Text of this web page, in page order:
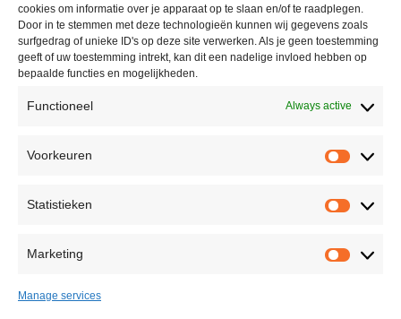
cookies om informatie over je apparaat op te slaan en/of te raadplegen.
Door in te stemmen met deze technologieën kunnen wij gegevens zoals
surfgedrag of unieke ID's op deze site verwerken. Als je geen toestemming
geeft of uw toestemming intrekt, kan dit een nadelige invloed hebben op
bepaalde functies en mogelijkheden.
Functioneel Always active
Voorkeuren
Statistieken
Marketing
Manage services
+31(0)10 228 16 51
info@casinolock.com
+31(0)172 75 45 85